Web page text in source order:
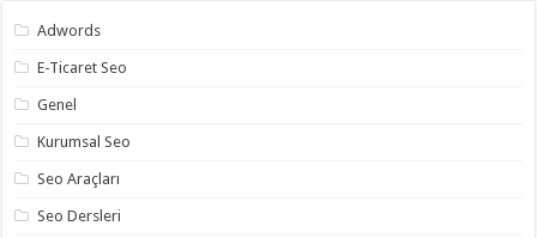
Adwords
E-Ticaret Seo
Genel
Kurumsal Seo
Seo Araçları
Seo Dersleri